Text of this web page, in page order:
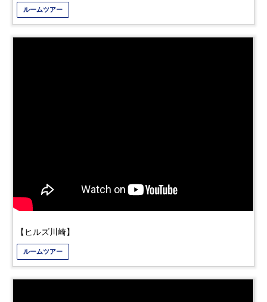
ルームツアー
ルームツアー
【ヒルズ川崎】